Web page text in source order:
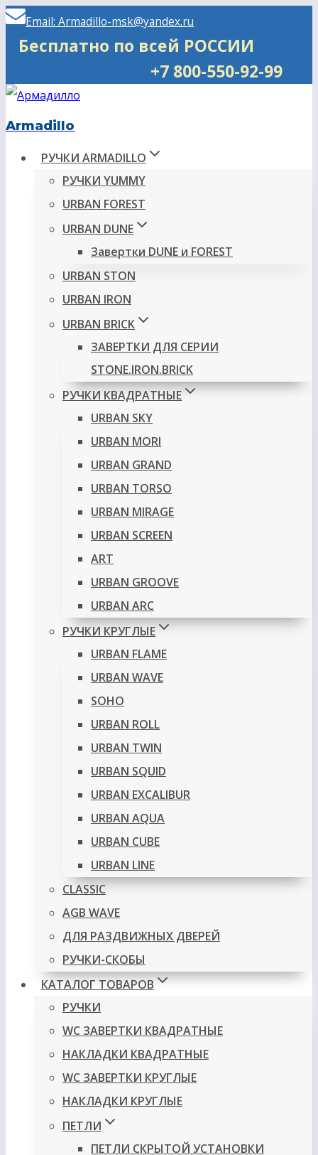
Перейти
Email: Armadillo-msk@yandex.ru
Бесплатно по всей РОССИИ
+7 800-550-92-99
Armadillo
РУЧКИ ARMADILLO
РУЧКИ YUMMY
URBAN FOREST
URBAN DUNE
Завертки DUNE и FOREST
URBAN STON
URBAN IRON
URBAN BRICK
ЗАВЕРТКИ ДЛЯ СЕРИИ
STONE.IRON.BRICK
РУЧКИ КВАДРАТНЫЕ
URBAN SKY
URBAN MORI
URBAN GRAND
URBAN TORSO
URBAN MIRAGE
URBAN SCREEN
ART
URBAN GROOVE
URBAN ARC
РУЧКИ КРУГЛЫЕ
URBAN FLAME
URBAN WAVE
SOHO
URBAN ROLL
URBAN TWIN
URBAN SQUID
URBAN EXCALIBUR
URBAN AQUA
URBAN CUBE
URBAN LINE
CLASSIC
AGB WAVE
ДЛЯ РАЗДВИЖНЫХ ДВЕРЕЙ
РУЧКИ-СКОБЫ
КАТАЛОГ ТОВАРОВ
РУЧКИ
WC ЗАВЕРТКИ КВАДРАТНЫЕ
НАКЛАДКИ КВАДРАТНЫЕ
WC ЗАВЕРТКИ КРУГЛЫЕ
НАКЛАДКИ КРУГЛЫЕ
ПЕТЛИ
ПЕТЛИ СКРЫТОЙ УСТАНОВКИ